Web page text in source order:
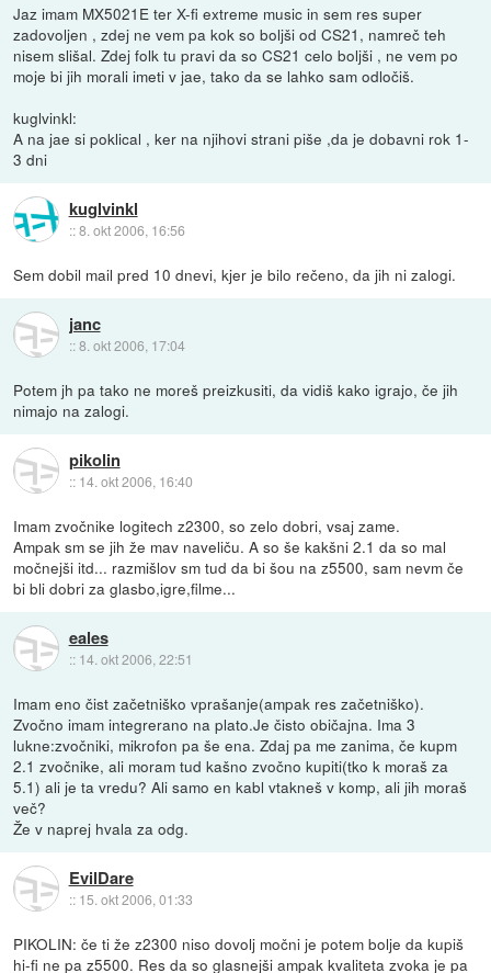
Jaz imam MX5021E ter X-fi extreme music in sem res super
zadovoljen , zdej ne vem pa kok so boljši od CS21, namreč teh
nisem slišal. Zdej folk tu pravi da so CS21 celo boljši , ne vem po
moje bi jih morali imeti v jae, tako da se lahko sam odločiš.
kuglvinkl:
A na jae si poklical , ker na njihovi strani piše ,da je dobavni rok 1-
3 dni
kuglvinkl
::8. okt 2006, 16:56
Sem dobil mail pred 10 dnevi, kjer je bilo rečeno, da jih ni zalogi.
janc
::8. okt 2006, 17:04
Potem jh pa tako ne moreš preizkusiti, da vidiš kako igrajo, če jih
nimajo na zalogi.
pikolin
:: 14. okt 2006, 16:40
Imam zvočnike logitech z2300, so zelo dobri, vsaj zame.
Ampak sm se jih že mav naveliču. A so še kakšni 2.1 da so mal
močnejši itd... razmišlov sm tud da bi šou na z5500, sam nevm če
bi bli dobri za glasbo,igre,filme...
eales
:: 14. okt 2006, 22:51
Imam eno čist začetniško vprašanje(ampak res začetniško).
Zvočno imam integrerano na plato.Je čisto običajna. Ima 3
lukne:zvočniki, mikrofon pa še ena. Zdaj pa me zanima, če kupm
2.1 zvočnike, ali moram tud kašno zvočno kupiti(tko k moraš za
5.1) ali je ta vredu? Ali samo en kabl vtakneš v komp, ali jih moraš
več?
Že v naprej hvala za odg.
EvilDare
:: 15. okt 2006, 01:33
PIKOLIN: če ti že z2300 niso dovolj močni je potem bolje da kupiš
hi-fi ne pa z5500. Res da so glasnejši ampak kvaliteta zvoka je pa